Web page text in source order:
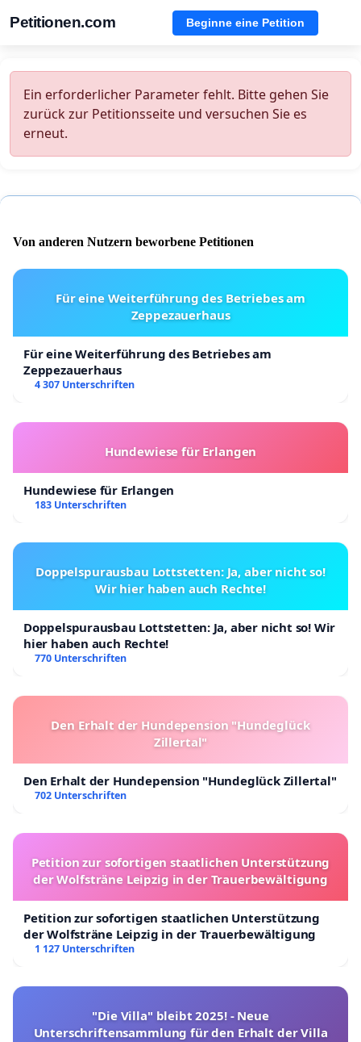
Petitionen.com Beginne eine Petition
Ein erforderlicher Parameter fehlt. Bitte gehen Sie
zurück zur Petitionsseite und versuchen Sie es
erneut.
Von anderen Nutzern beworbene Petitionen
Für eine Weiterführung des Betriebes am
Zeppezauerhaus
Für eine Weiterführung des Betriebes am
Zeppezauerhaus
4 307 Unterschriften
Hundewiese für Erlangen
Hundewiese für Erlangen
183 Unterschriften
Doppelspurausbau Lottstetten: Ja, aber nicht so!
Wir hier haben auch Rechte!
Doppelspurausbau Lottstetten: Ja, aber nicht so! Wir
hier haben auch Rechte!
770 Unterschriften
Den Erhalt der Hundepension "Hundeglück
Zillertal"
Den Erhalt der Hundepension "Hundeglück Zillertal"
702 Unterschriften
Petition zur sofortigen staatlichen Unterstützung
der Wolfsträne Leipzig in der Trauerbewältigung
Petition zur sofortigen staatlichen Unterstützung
der Wolfsträne Leipzig in der Trauerbewältigung
1 127 Unterschriften
"Die Villa" bleibt 2025! - Neue
Unterschriftensammlung für den Erhalt der Villa